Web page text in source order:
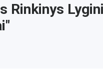
Rinkinys